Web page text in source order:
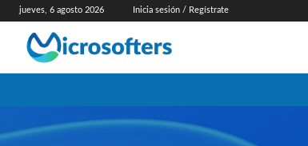
jueves, 6 agosto 2026 Inicia sesión / Regístrate